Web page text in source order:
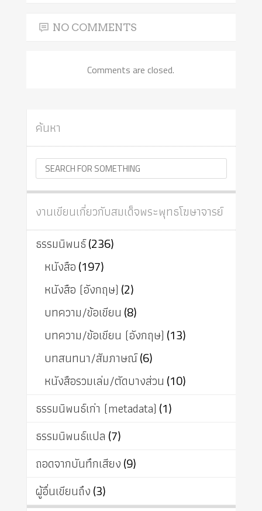
NO COMMENTS
Comments are closed.
ค้นหา
งานเขียนเกี่ยวกับสมเด็จพระพุทธโฆษาจารย์
ธรรมนิพนธ์(236)
หนังสือ(197)
หนังสือ (อังกฤษ) (2)
บทความ/ข้อเขียน (8)
บทความ/ข้อเขียน (อังกฤษ) (13)
บทสนทนา/สัมภาษณ์(6)
หนังสือรวมเล่ม/ตัดบางส่วน (10)
ธรรมนิพนธ์เก่า (metadata) (1)
ธรรมนิพนธ์แปล (7)
ถอดจากบันทึกเสียง(9)
ผู้อื่นเขียนถึง(3)